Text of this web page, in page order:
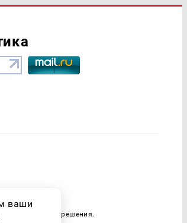
разрешения.
ваши